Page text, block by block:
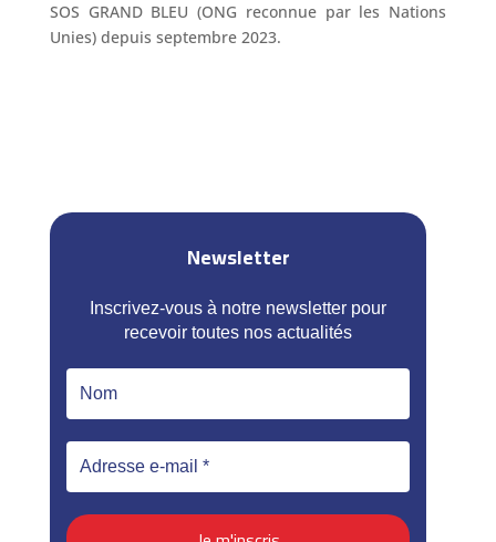
SOS GRAND BLEU (ONG reconnue par les Nations
Unies) depuis septembre 2023.
Newsletter
Inscrivez-vous à notre newsletter pour
recevoir toutes nos actualités